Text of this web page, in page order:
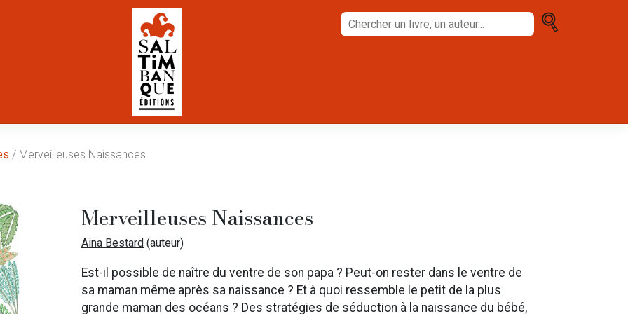
Chercher
un
/ Merveilleuses Naissances
Merveilleuses Naissances
Aina Bestard (auteur)
Est-il possible de naître du ventre de son papa ? Peut-on rester dans le ventre de
sa maman même après sa naissance ? Et à quoi ressemble le petit de la plus
grande maman des océans ? Des stratégies de séduction à la naissance du bébé,